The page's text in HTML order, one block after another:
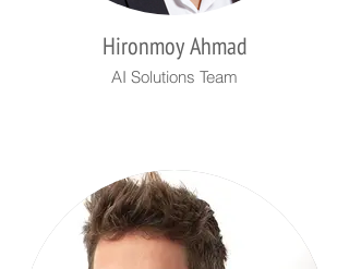
Hironmoy Ahmad
AI Solutions Team